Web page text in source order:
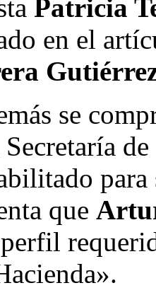
Patricia
en el
se
que